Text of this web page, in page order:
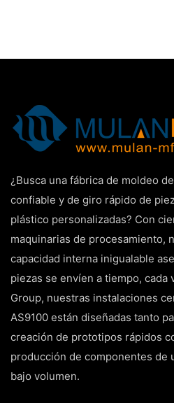
¿Busca una fábrica de moldeo
confiable y de giro rápido de
plástico personalizadas? Con
maquinarias de procesamiento,
capacidad interna inigualable
piezas se envíen a tiempo, cada
Group, nuestras instalaciones
AS9100 están diseñadas tanto
creación de prototipos rápidos
producción de componentes de
bajo volumen.